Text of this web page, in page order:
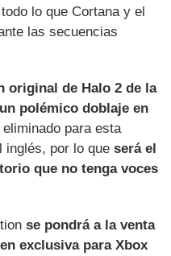
lo que Cortana y el
las secuencias
original de Halo 2 de la
polémico doblaje en
para esta
inglés, por lo queserá el
que no tenga voces
se pondrá a la venta
exclusiva para Xbox